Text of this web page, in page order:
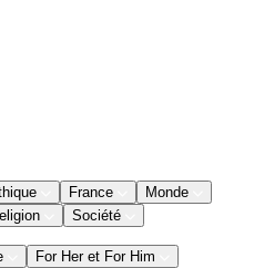
France
Monde
Société
For Her et For Him